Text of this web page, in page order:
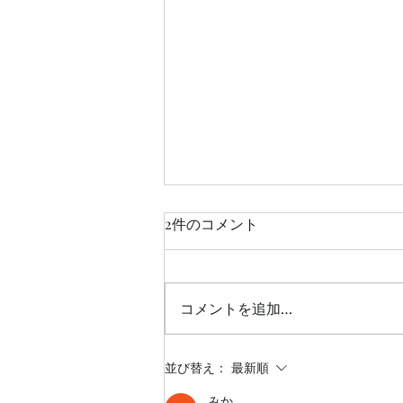
最新スケジュール🗓️
2件のコメント
コメントを追加…
並び替え： 最新順